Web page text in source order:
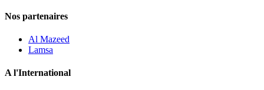
Nos partenaires
Al Mazeed
Lamsa
A l'International